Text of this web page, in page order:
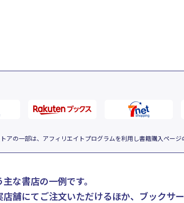
トアの一部は、アフィリエイトプログラムを利用し書籍購入ページ
な書店の一例です。
舗にてご注文いただけるほか、ブックサ